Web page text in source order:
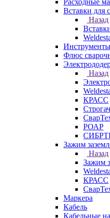
Расходные
Вставки для
Назад
Флюс
Назад
КРАСС
РОАР
Зажим
Назад
Зажим
КРАСС
Маркера
Кабель
Кабельные